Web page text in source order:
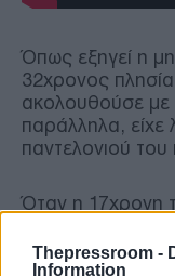
Thepressroom -
Information
Όπως εξηγεί η
32χρονος
ακολουθούσε με
παράλληλα, είχε
παντελονιού του
Όταν η 17χρονη
να κρυφτεί και
παρέμβαση του